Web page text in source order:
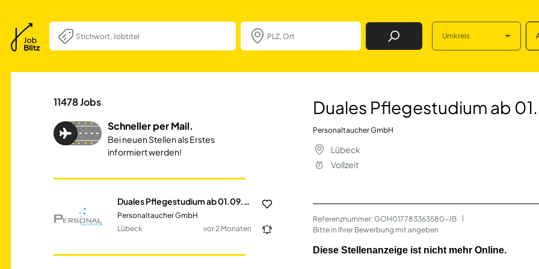
Job Finden Umkreis
Duales Pflegestudium ab
11478Jobs
Schneller per Mail.
Bei neuen Stellen als Erstes
informiert werden!
Personaltaucher GmbH
Lübeck
vor 2 Monaten
Duales Pflegestudium ab
Personaltaucher GmbH
Lübeck
Vollzeit
Referenznummer: GOH017783363580-JB
Bitte in Ihrer Bewerbung mit angeben